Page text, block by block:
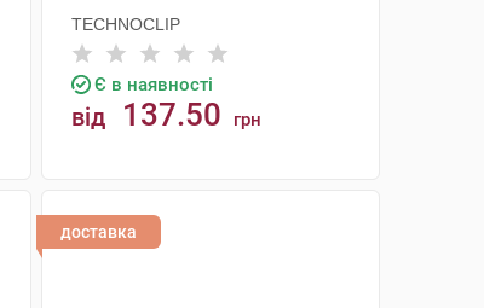
TECHNOCLIP
Є в наявності
від 137.50 грн
доставка